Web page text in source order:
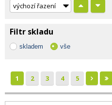
Filtr skladu
skladem vše
1 2 3 4 5